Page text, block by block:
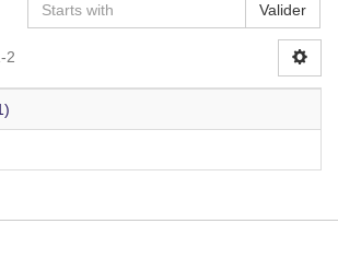
Valider
2